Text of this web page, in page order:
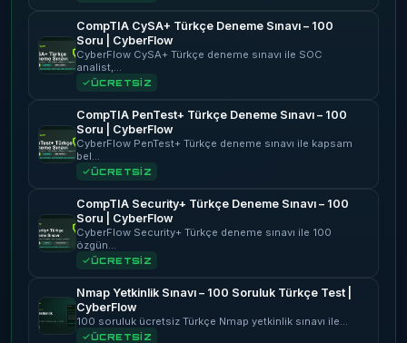
CompTIA CySA+ Türkçe Deneme Sınavı – 100
Soru | CyberFlow
CyberFlow CySA+ Türkçe deneme sınavı ile SOC
analist,…
ÜCRETSİZ
CompTIA PenTest+ Türkçe Deneme Sınavı – 100
Soru | CyberFlow
CyberFlow PenTest+ Türkçe deneme sınavı ile kapsam
bel…
ÜCRETSİZ
CompTIA Security+ Türkçe Deneme Sınavı – 100
Soru | CyberFlow
CyberFlow Security+ Türkçe deneme sınavı ile 100
özgün…
ÜCRETSİZ
Nmap Yetkinlik Sınavı – 100 Soruluk Türkçe Test |
CyberFlow
100 soruluk ücretsiz Türkçe Nmap yetkinlik sınavı ile…
ÜCRETSİZ